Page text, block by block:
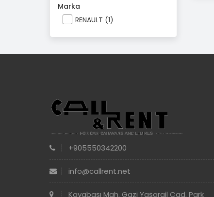
Marka
RENAULT (1)
+905550342200
info@callrent.net
Kayabaşı Mah. Gazi Yaşargil Cad. Park